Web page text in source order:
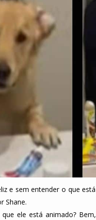
e sem entender o que
Shane.
ele está animado?